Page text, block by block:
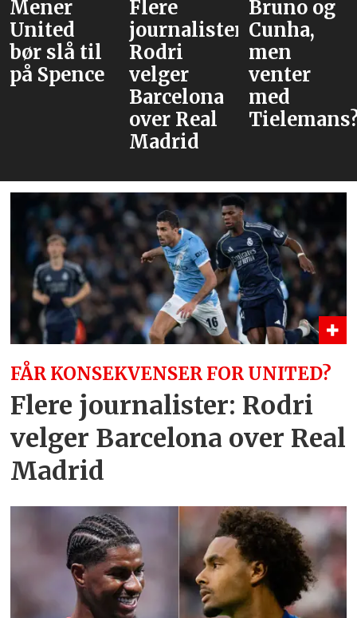
til
Flere
journalister:
Rodri
velger
Barcelona
over Real
Bruno og
Cunha,
men
venter
med
Tielemans?
Hva er
FÅR KONSEKVENSER FOR UNITED?
Flere journalister: Rodri
velger Barcelona over Real
Madrid